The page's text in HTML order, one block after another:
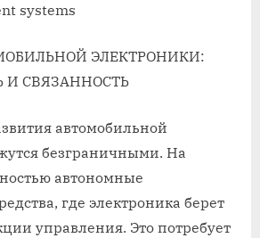
systems
ЭЛЕКТРОНИКИ:
И СВЯЗАННОСТЬ
автомобильной
безграничными. На
автономные
где электроника берет
управления. Это потребует